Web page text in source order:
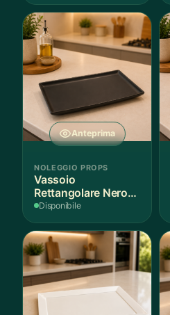
Anteprima
NOLEGGIO PROPS
Vassoio
Rettangolare Nero
Opaco
Disponibile